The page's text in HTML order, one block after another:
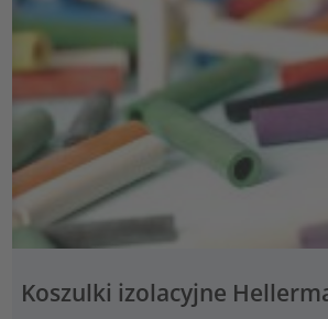
Koszulki izolacyjne